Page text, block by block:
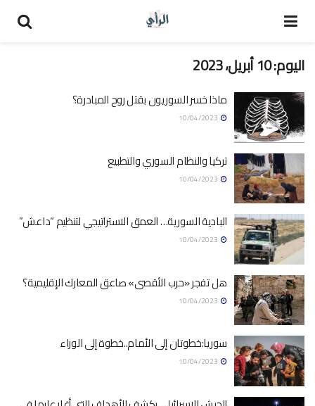
اليوم:10 أبريل، 2023
ماذا خسر السوريون بقتل روح المبادرة؟
تركيا والنظام السوري والتطبيع
البادية السورية… العمق الاستراتيجي لتنظيم “داعش”
هل تفجر «حرب الأقصى» صاعق المعارك الإقليمية؟
سوريا:خطوتان إلى الأمام..خطوة إلى الوراء